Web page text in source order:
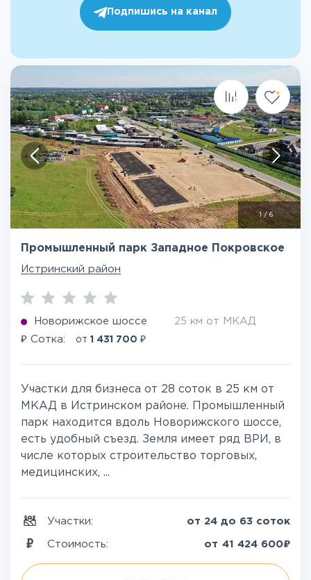
Подпишись на канал
1 /6
Промышленный парк Западное Покровское
Истринский район
Новорижское шоссе 25 км от МКАД
₽ Сотка: от 1 431 700 ₽
Участки для бизнеса от 28 соток в 25 км от
МКАД в Истринском районе. Промышленный
парк находится вдоль Новорижского шоссе,
есть удобный съезд. Земля имеет ряд ВРИ, в
числе которых строительство торговых,
медицинских, ...
Участки: от 24 до 63 соток
Стоимость: от 41 424 600₽